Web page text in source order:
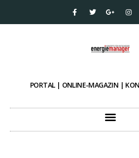
PORTAL | ONLINE-MAGAZIN |